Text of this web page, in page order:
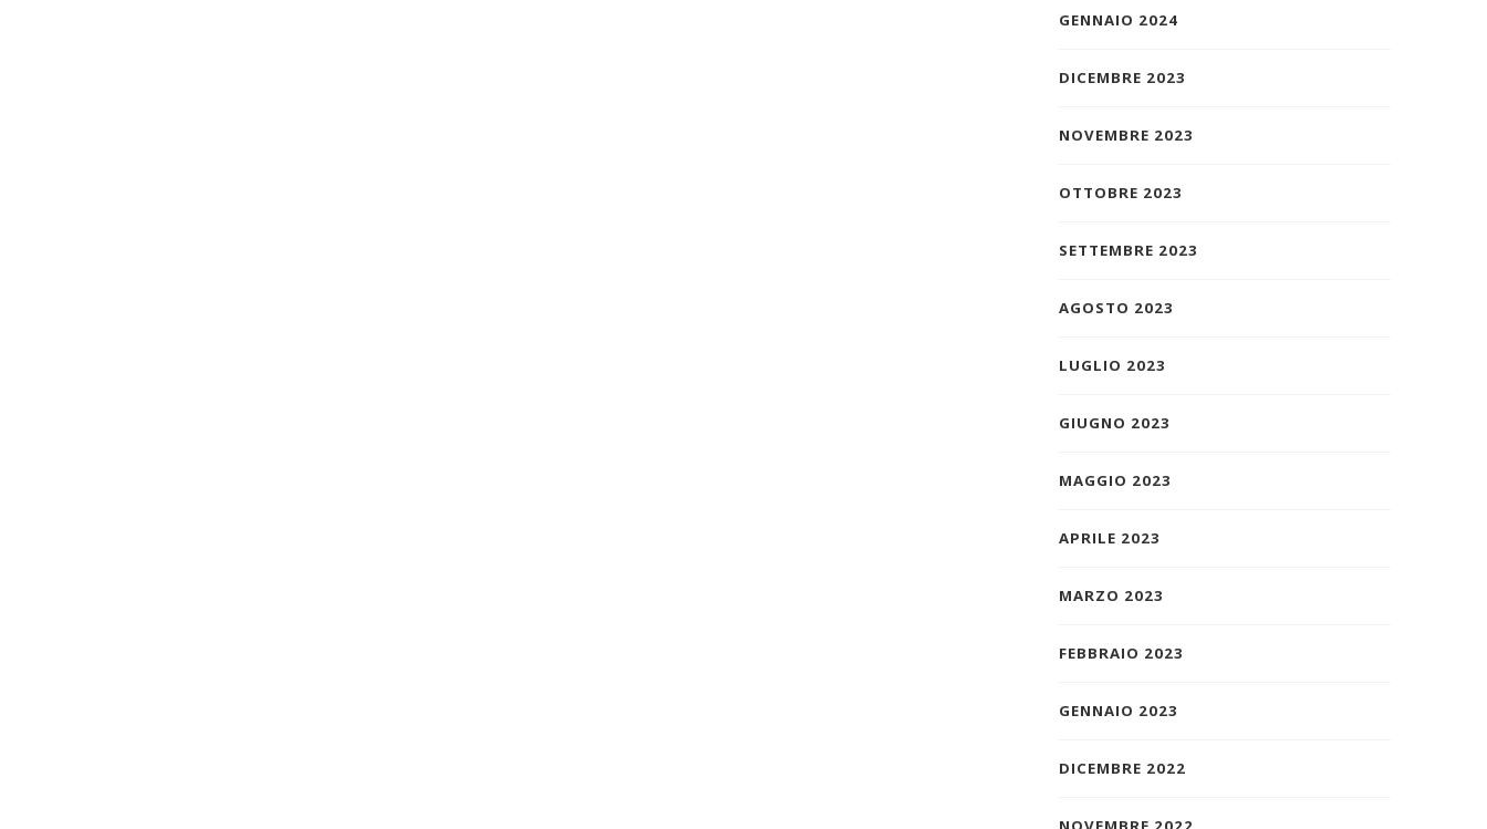
GENNAIO 2024
DICEMBRE 2023
NOVEMBRE 2023
OTTOBRE 2023
SETTEMBRE 2023
AGOSTO 2023
LUGLIO 2023
GIUGNO 2023
MAGGIO 2023
APRILE 2023
MARZO 2023
FEBBRAIO 2023
GENNAIO 2023
DICEMBRE 2022